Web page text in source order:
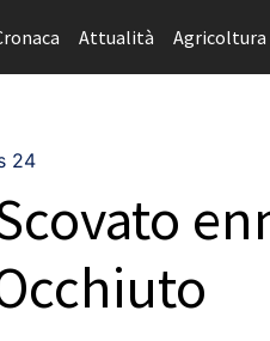
Attualità Agricoltura
24